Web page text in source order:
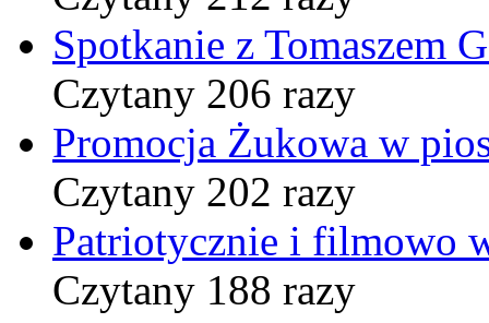
Spotkanie z Tomaszem
Czytany 206 razy
Promocja Żukowa w
Czytany 202 razy
Patriotycznie i filmowo
Czytany 188 razy